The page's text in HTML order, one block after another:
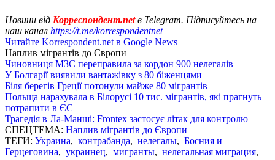
Новини від Корреспондент.netв Telegram. Підписуйтесь на
наш канал https://t.me/korrespondentnet
Читайте Korrespondent.net в Google News
Наплив мігрантів до Європи
Чиновниця МЗС переправила за кордон 900 нелегалів
У Болгарії виявили вантажівку з 80 біженцями
Біля берегів Греції потонули майже 80 мігрантів
Польща нарахувала в Білорусі 10 тис. мігрантів, які прагнуть
потрапити в ЄС
Трагедія в Ла-Манші: Frontex застосує літак для контролю
СПЕЦТЕМА: Наплив мігрантів до Європи
ТЕГИ: Украина, контрабанда, нелегалы, Босния и
Герцеговина, украинец, мигранты, нелегальная миграция,